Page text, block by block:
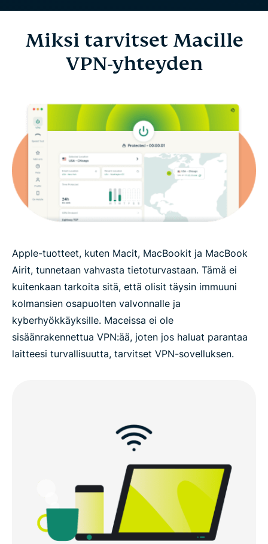
Miksi tarvitset Macille
VPN-yhteyden
Apple-tuotteet, kuten Macit, MacBookit ja MacBook
Airit, tunnetaan vahvasta tietoturvastaan. Tämä ei
kuitenkaan tarkoita sitä, että olisit täysin immuuni
kolmansien osapuolten valvonnalle ja
kyberhyökkäyksille. Maceissa ei ole
sisäänrakennettua VPN:ää, joten jos haluat parantaa
laitteesi turvallisuutta, tarvitset VPN-sovelluksen.